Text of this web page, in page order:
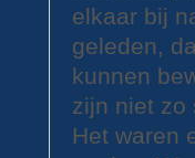
elkaar bij
geleden,
kunnen
zijn niet zo
Het waren